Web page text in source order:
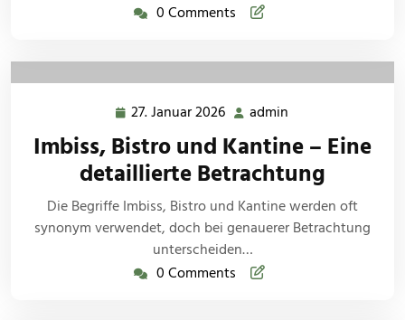
0 Comments
27. Januar 2026 27.
Januar
2026
admin
Imbiss, Bistro und Kantine – Eine
detaillierte Betrachtung
Die Begriffe Imbiss, Bistro und Kantine werden oft
synonym verwendet, doch bei genauerer Betrachtung
unterscheiden…
0 Comments